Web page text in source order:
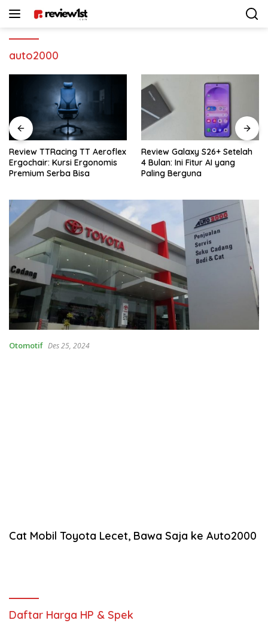
auto2000
Review Galaxy S26+ Setelah
4 Bulan: Ini Fitur AI yang
Paling Berguna
Review Sennheiser MKE 400:
Rekomendasi Mic Vlogger
Terbaik Buat Kamera & HP
Otomotif Des 25, 2024
Cat Mobil Toyota Lecet, Bawa Saja ke Auto2000
Daftar Harga HP & Spek